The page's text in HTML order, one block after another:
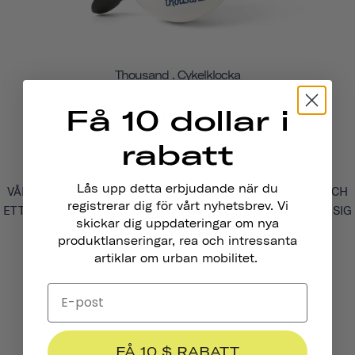
Thousand . Cykelklocka
€15,95
VÅRA CYKELKLOCKOR HAR EN RETROINSPIRERAD STIL OCH
ETT HÖGT OCH TYDLIGT LJUD SOM FÅR ALLA ATT VÄNDA SIG
OM PÅ GATAN.
Få 10 dollar i
rabatt
Lås upp detta erbjudande när du
registrerar dig för vårt nyhetsbrev. Vi
skickar dig uppdateringar om nya
produktlanseringar, rea och intressanta
artiklar om urban mobilitet.
FÅ 10 $ RABATT